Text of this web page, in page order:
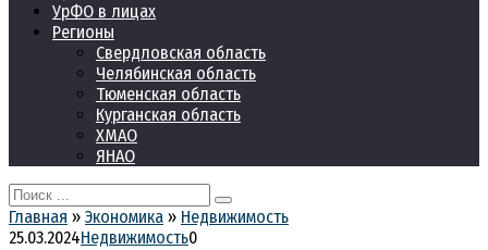
УрФО в лицах
Регионы
Свердловская область
Челябинская область
Тюменская область
Курганская область
ХМАО
ЯНАО
Search
for:
Главная » Экономика » Недвижимость
25.03.2024Недвижимость0